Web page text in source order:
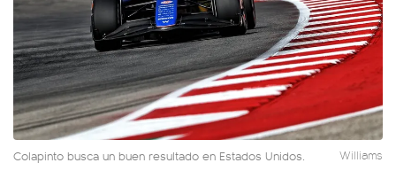
Colapinto busca un buen resultado en Estados Unidos. Williams